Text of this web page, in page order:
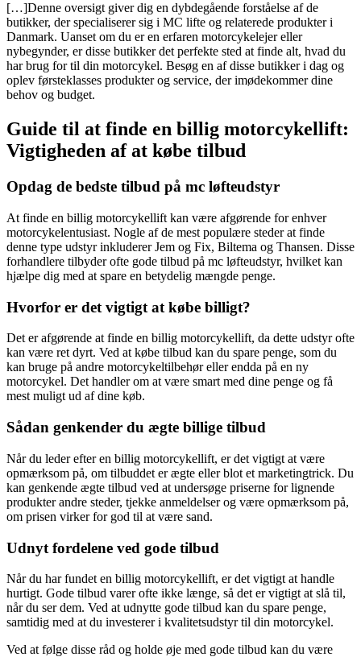
[…]Denne oversigt giver dig en dybdegående forståelse af de
butikker, der specialiserer sig i MC lifte og relaterede produkter i
Danmark. Uanset om du er en erfaren motorcykelejer eller
nybegynder, er disse butikker det perfekte sted at finde alt, hvad du
har brug for til din motorcykel. Besøg en af disse butikker i dag og
oplev førsteklasses produkter og service, der imødekommer dine
behov og budget.
Guide til at finde en billig motorcykellift:
Vigtigheden af at købe tilbud
Opdag de bedste tilbud på mc løfteudstyr
At finde en billig motorcykellift kan være afgørende for enhver
motorcykelentusiast. Nogle af de mest populære steder at finde
denne type udstyr inkluderer Jem og Fix, Biltema og Thansen. Disse
forhandlere tilbyder ofte gode tilbud på mc løfteudstyr, hvilket kan
hjælpe dig med at spare en betydelig mængde penge.
Hvorfor er det vigtigt at købe billigt?
Det er afgørende at finde en billig motorcykellift, da dette udstyr ofte
kan være ret dyrt. Ved at købe tilbud kan du spare penge, som du
kan bruge på andre motorcykeltilbehør eller endda på en ny
motorcykel. Det handler om at være smart med dine penge og få
mest muligt ud af dine køb.
Sådan genkender du ægte billige tilbud
Når du leder efter en billig motorcykellift, er det vigtigt at være
opmærksom på, om tilbuddet er ægte eller blot et marketingtrick. Du
kan genkende ægte tilbud ved at undersøge priserne for lignende
produkter andre steder, tjekke anmeldelser og være opmærksom på,
om prisen virker for god til at være sand.
Udnyt fordelene ved gode tilbud
Når du har fundet en billig motorcykellift, er det vigtigt at handle
hurtigt. Gode tilbud varer ofte ikke længe, så det er vigtigt at slå til,
når du ser dem. Ved at udnytte gode tilbud kan du spare penge,
samtidig med at du investerer i kvalitetsudstyr til din motorcykel.
Ved at følge disse råd og holde øje med gode tilbud kan du være